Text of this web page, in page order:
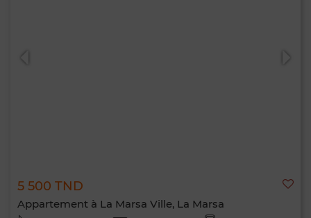
5 500 TND
Appartement à La Marsa Ville, La Marsa